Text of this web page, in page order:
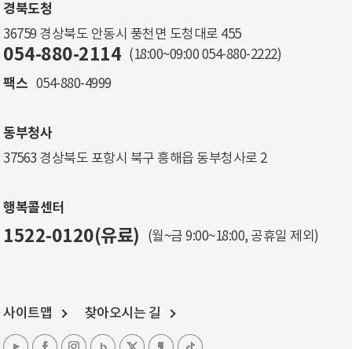
경북도청
36759 경상북도 안동시 풍천면 도청대로 455
054-880-2114 (18:00~09:00 054-880-2222)
팩스 054-880-4999
동부청사
37563 경상북도 포항시 북구 흥해읍 동부청사로 2
행복콜센터
1522-0120(유료) (월~금 9:00~18:00, 공휴일 제외)
사이트맵 찾아오시는 길